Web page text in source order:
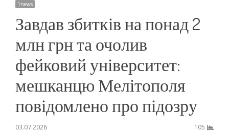
1news
Завдав збитків на понад 2
млн грн та очолив
фейковий університет:
мешканцю Мелітополя
повідомлено про підозру
03.07.2026 105